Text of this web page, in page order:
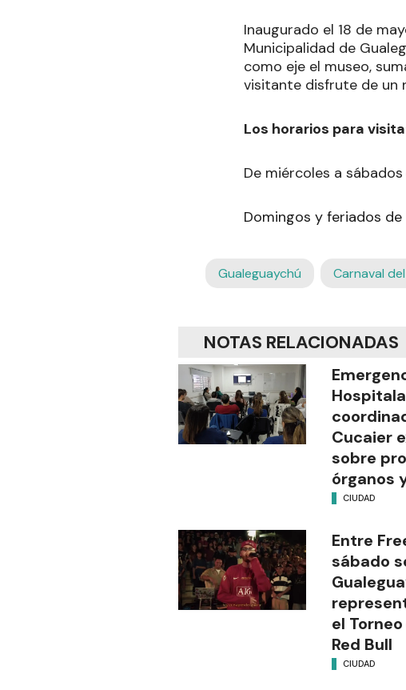
Inaugurado el 18 de
Municipalidad de
como eje el museo,
visitante disfrute de un
Los horarios para
De miércoles a sábados
Domingos y feriados de
Gualeguaychú Carnaval
NOTAS RELACIONADAS
Cucaier
sobre
órganos
CIUDAD
Entre
sábado
el
Red Bull
CIUDAD